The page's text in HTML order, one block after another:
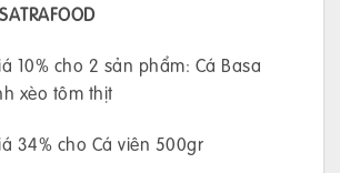
cho 2 sản phẩm: Cá Basa
xèo tôm thịt
cho Cá viên 500gr